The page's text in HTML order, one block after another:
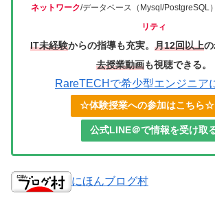
ネットワーク/データベース（Mysql/PostgreSQL
リティ
IT未経験からの指導も充実。 月12回以上の
去授業動画も視聴できる。
RareTECHで希少型エンジニア
☆体験授業への参加はこちら☆
公式LINE＠で情報を受け取
にほんブログ村